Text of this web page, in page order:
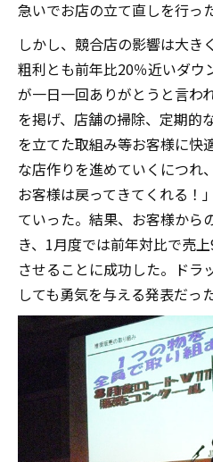
急いでお店の立て直しを行った
しかし、競合店の影響は大き
粗利とも前年比20％近いダウ
が一日一回ありがとうと言わ
を掲げ、店舗の掃除、定期的
を立てた取組み等お客様に快
な店作りを進めていくにつれ
お客様は戻ってきてくれる！
ていった。結果、お客様から
き、1月度では前年対比で売
させることに成功した。ドラ
しても勇気を与える発表だった